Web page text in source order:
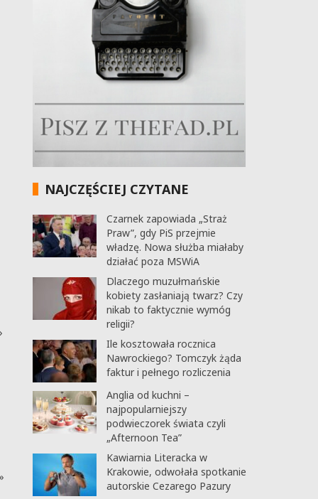
NAJCZĘŚCIEJ CZYTANE
Czarnek zapowiada „Straż
Praw”, gdy PiS przejmie
władzę. Nowa służba miałaby
działać poza MSWiA
Dlaczego muzułmańskie
kobiety zasłaniają twarz? Czy
nikab to faktycznie wymóg
religii?
Ile kosztowała rocznica
Nawrockiego? Tomczyk żąda
faktur i pełnego rozliczenia
Anglia od kuchni –
najpopularniejszy
podwieczorek świata czyli
„Afternoon Tea”
Kawiarnia Literacka w
Krakowie, odwołała spotkanie
autorskie Cezarego Pazury